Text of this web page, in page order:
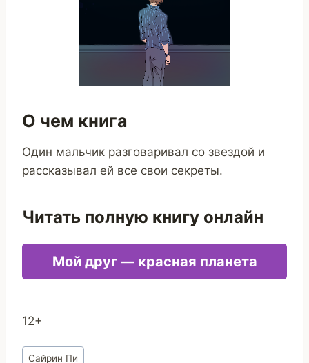
О чем книга
Один мальчик разговаривал со звездой и
рассказывал ей все свои секреты.
Читать полную книгу онлайн
Мой друг — красная планета
12+
Метки
Сайрин Пи